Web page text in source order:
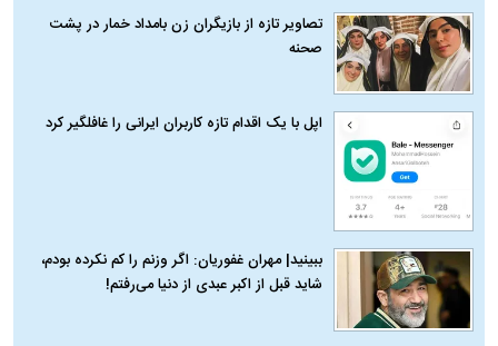
تصاویر تازه از بازیگران زن بامداد خمار در پشت
صحنه
اپل با یک اقدام تازه کاربران ایرانی را غافلگیر کرد
ببینید| مهران غفوریان: اگر وزنم را کم نکرده بودم،
شاید قبل از اکبر عبدی از دنیا می‌رفتم!